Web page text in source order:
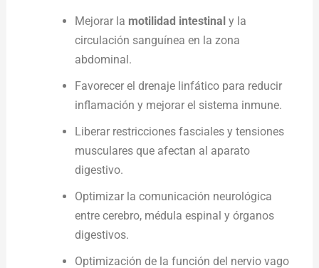
Mejorar la motilidad intestinaly la
circulación sanguínea en la zona
abdominal.
Favorecer el drenaje linfático para reducir
inflamación y mejorar el sistema inmune.
Liberar restricciones fasciales y tensiones
musculares que afectan al aparato
digestivo.
Optimizar la comunicación neurológica
entre cerebro, médula espinal y órganos
digestivos.
Optimización de la función del nervio vago